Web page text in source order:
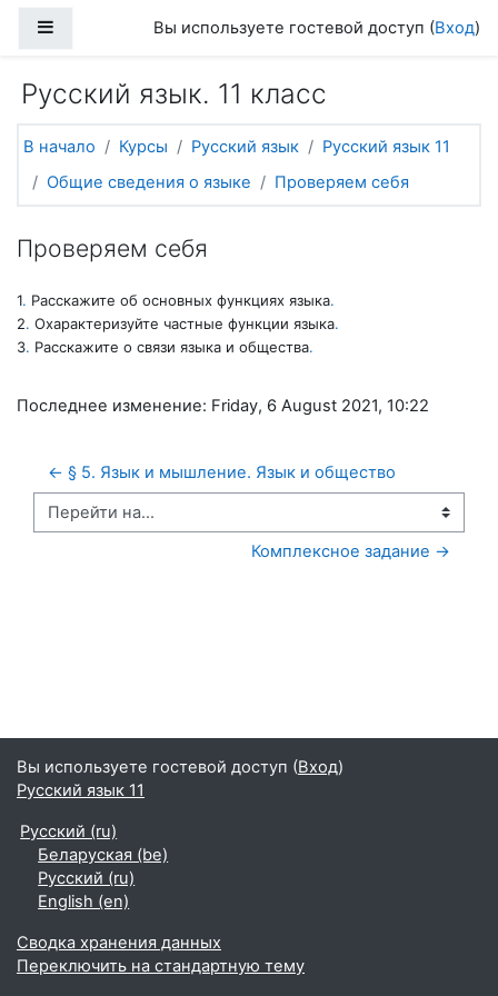
Боковая панельВы используете гостевой доступ (Вход)
Русский язык. 11 класс
В начало Курсы Русский язык
Русский язык 11
Общие сведения о языке
Проверяем себя
Проверяем себя
1. Расскажите об основных функциях языка.
2. Охарактеризуйте частные функции языка.
3. Расскажите о связи языка и общества.
Последнее изменение: Friday, 6 August 2021, 10:22
← § 5. Язык и мышление. Язык и общество
Перейти на...
Комплексное задание →
Вы используете гостевой доступ (Вход)
Русский язык 11
Русский ‎(ru)‎
Беларуская ‎(be)‎
Русский ‎(ru)‎
English ‎(en)‎
Сводка хранения данных
Переключить на стандартную тему